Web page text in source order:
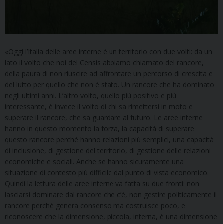
«Oggi l’Italia delle aree interne è un territorio con due volti: da un
lato il volto che noi del Censis abbiamo chiamato del rancore,
della paura di non riuscire ad affrontare un percorso di crescita e
del lutto per quello che non è stato. Un rancore che ha dominato
negli ultimi anni. L’altro volto, quello più positivo e più
interessante, è invece il volto di chi sa rimettersi in moto e
superare il rancore, che sa guardare al futuro. Le aree interne
hanno in questo momento la forza, la capacità di superare
questo rancore perché hanno relazioni più semplici, una capacità
di inclusione, di gestione del territorio, di gestione delle relazioni
economiche e sociali. Anche se hanno sicuramente una
situazione di contesto più difficile dal punto di vista economico.
Quindi la lettura delle aree interne va fatta su due fronti: non
lasciarsi dominare dal rancore che c’è, non gestire politicamente il
rancore perché genera consenso ma costruisce poco, e
riconoscere che la dimensione, piccola, interna, è una dimensione